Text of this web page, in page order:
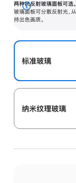
两种抗反射玻璃面板可选。
玻璃面板可分散反射光，
持出色画质。
展
开
标准玻璃
纳米纹理玻璃